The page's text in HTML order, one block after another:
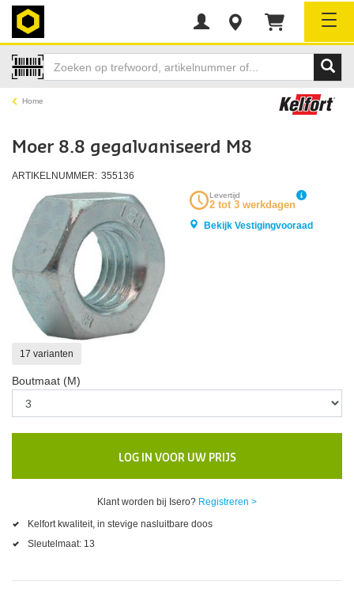
Home
Moer 8.8 gegalvaniseerd M8
ARTIKELNUMMER: 355136
Levertijd
2 tot 3 werkdagen
Bekijk Vestigingvooraad
17 varianten
Boutmaat (M)
LOG IN VOOR UW PRIJS
Klant worden bij Isero? Registreren >
Kelfort kwaliteit, in stevige nasluitbare doos
Sleutelmaat: 13